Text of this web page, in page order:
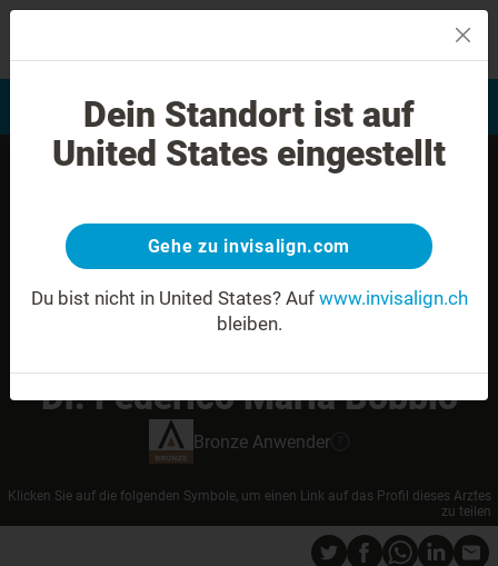
Bewertung Ihres Lächelns Invisalign Anwender finden
Dr. Federico Maria Bobbio
Bronze Anwender
Klicken Sie auf die folgenden Symbole, um einen Link auf das Profil dieses Arztes
zu teilen
Dein Standort ist auf
United States eingestellt
Gehe zu invisalign.com
Du bist nicht in United States? Auf www.invisalign.ch
bleiben.